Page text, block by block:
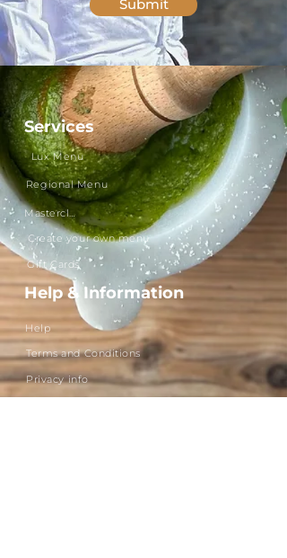
Submit
Services
Lux Menu
Regional Menu
Masterclass
Create your own menu
Gift Cards
Help & Information
Help
Terms and Conditions
Privacy info